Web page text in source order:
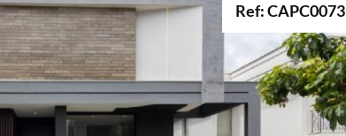
Ref: CAPC0073